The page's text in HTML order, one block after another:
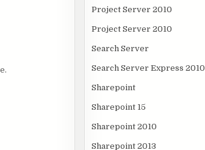
Project Server 2010
Project Server 2010
Search Server
Search Server Express 2010
Sharepoint
Sharepoint 15
Sharepoint 2010
Sharepoint 2013